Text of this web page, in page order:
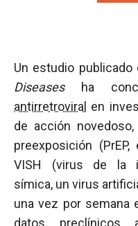
Un estudio publicado
Diseasesha
antirretroviral en
de acción
preexposición
VISH (virus de la
símica, un virus
una vez por semana
datos